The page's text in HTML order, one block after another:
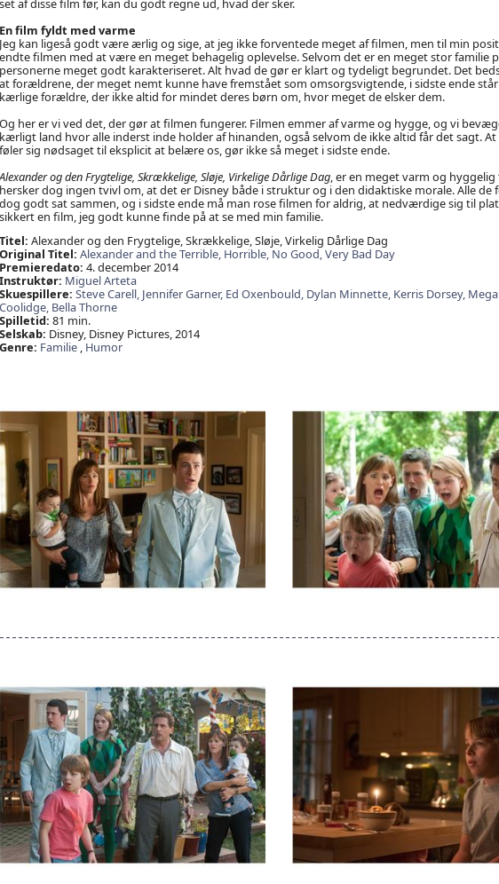
set af disse film før, kan du godt regne ud, hvad der sker.
En film fyldt med varme
Jeg kan ligeså godt være ærlig og sige, at jeg ikke forventede meget af filmen, men til min
endte filmen med at være en meget behagelig oplevelse. Selvom det er en meget stor familie
personerne meget godt karakteriseret. Alt hvad de gør er klart og tydeligt begrundet. Det
at forældrene, der meget nemt kunne have fremstået som omsorgsvigtende, i sidste ende
kærlige forældre, der ikke altid for mindet deres børn om, hvor meget de elsker dem.
Og her er vi ved det, der gør at filmen fungerer. Filmen emmer af varme og hygge, og vi
kærligt land hvor alle inderst inde holder af hinanden, også selvom de ikke altid får det sagt.
føler sig nødsaget til eksplicit at belære os, gør ikke så meget i sidste ende.
og den Frygtelige, Skrækkelige, Sløje, Virkelige Dårlige Dag, er en meget varm og hyggelig
hersker dog ingen tvivl om, at det er Disney både i struktur og i den didaktiske morale. Alle de
dog godt sat sammen, og i sidste ende må man rose filmen for aldrig, at nedværdige sig til
sikkert en film, jeg godt kunne finde på at se med min familie.
Titel: Alexander og den Frygtelige, Skrækkelige, Sløje, Virkelig Dårlige Dag
Original Titel: Alexander and the Terrible, Horrible, No Good, Very Bad Day
Premieredato: 4. december 2014
Instruktør: Miguel Arteta
Skuespillere: Steve Carell, Jennifer Garner, Ed Oxenbould, Dylan Minnette, Kerris Dorsey,
Coolidge, Bella Thorne
Spilletid: 81 min.
Selskab: Disney, Disney Pictures, 2014
Genre: Familie, Humor